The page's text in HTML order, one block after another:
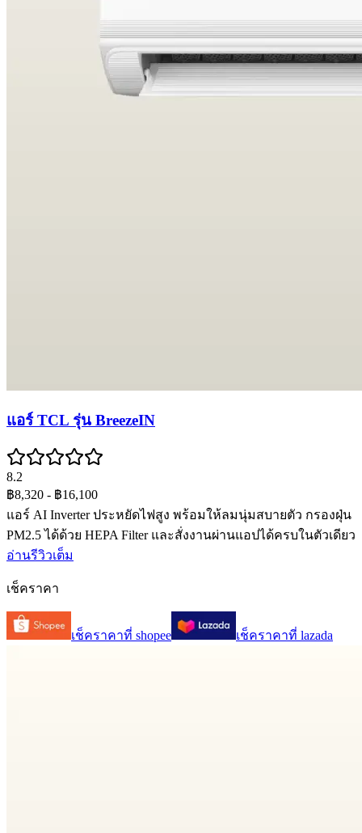
แอร์ TCL รุ่น BreezeIN
8.2
฿8,320 - ฿16,100
แอร์ AI Inverter ประหยัดไฟสูง พร้อมให้ลมนุ่มสบายตัว กรองฝุ่น
PM2.5 ได้ด้วย HEPA Filter และสั่งงานผ่านแอปได้ครบในตัวเดียว
อ่านรีวิวเต็ม
เช็คราคา
เช็คราคาที่ shopee เช็คราคาที่ lazada